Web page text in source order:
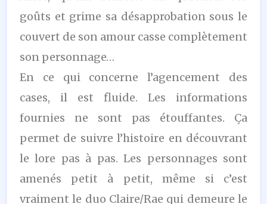
goûts et grime sa désapprobation sous le
couvert de son amour casse complètement
son personnage…
En ce qui concerne l’agencement des
cases, il est fluide. Les informations
fournies ne sont pas étouffantes. Ça
permet de suivre l’histoire en découvrant
le lore pas à pas. Les personnages sont
amenés petit à petit, même si c’est
vraiment le duo Claire/Rae qui demeure le